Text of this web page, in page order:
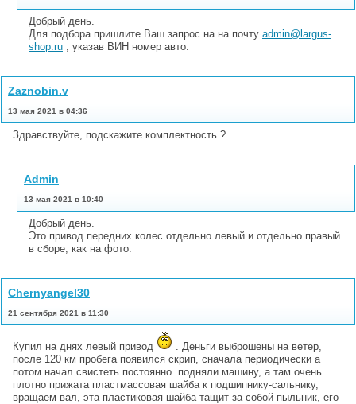
Добрый день.
Для подбора пришлите Ваш запрос на на почту admin@largus-
shop.ru , указав ВИН номер авто.
Zaznobin.v
13 мая 2021 в 04:36
Здравствуйте, подскажите комплектность ?
Admin
13 мая 2021 в 10:40
Добрый день.
Это привод передних колес отдельно левый и отдельно правый
в сборе, как на фото.
Chernyangel30
21 сентября 2021 в 11:30
Купил на днях левый привод
. Деньги выброшены на ветер,
после 120 км пробега появился скрип, сначала периодически а
потом начал свистеть постоянно. подняли машину, а там очень
плотно прижата пластмассовая шайба к подшипнику-сальнику,
вращаем вал, эта пластиковая шайба тащит за собой пыльник, его